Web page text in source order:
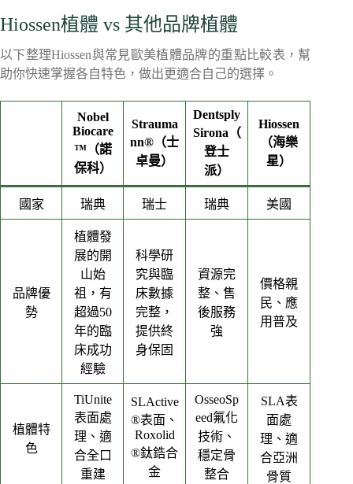
Hiossen植體 vs 其他品牌植體
以下整理Hiossen與常見歐美植體品牌的重點比較表，幫
助你快速掌握各自特色，做出更適合自己的選擇。
Nobel
Biocare
™（諾
保科）
Strauma
nn®（士
卓曼）
Dentsply
Sirona（
登士
派）
Hiossen
（海樂
星）
國家 瑞典 瑞士 瑞典 美國
品牌優
勢
植體發
展的開
山始
祖，有
超過50
年的臨
床成功
經驗
科學研
究與臨
床數據
完整，
提供終
身保固
資源完
整、售
後服務
強
價格親
民、應
用普及
植體特
色
TiUnite
表面處
理、適
合全口
重建
SLActive
®表面、
Roxolid
®鈦鋯合
金
OsseoSp
eed氟化
技術、
穩定骨
整合
SLA表
面處
理、適
合亞洲
骨質